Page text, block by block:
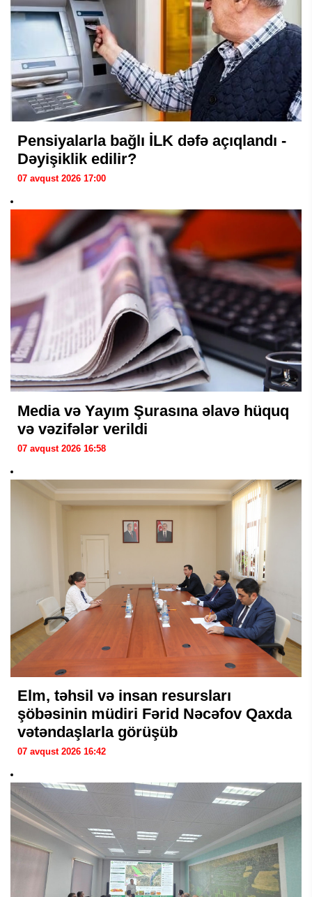
Pensiyalarla bağlı İLK dəfə açıqlandı -
Dəyişiklik edilir?
07 avqust 2026 17:00
Media və Yayım Şurasına əlavə hüquq
və vəzifələr verildi
07 avqust 2026 16:58
Elm, təhsil və insan resursları
şöbəsinin müdiri Fərid Nəcəfov Qaxda
vətəndaşlarla görüşüb
07 avqust 2026 16:42